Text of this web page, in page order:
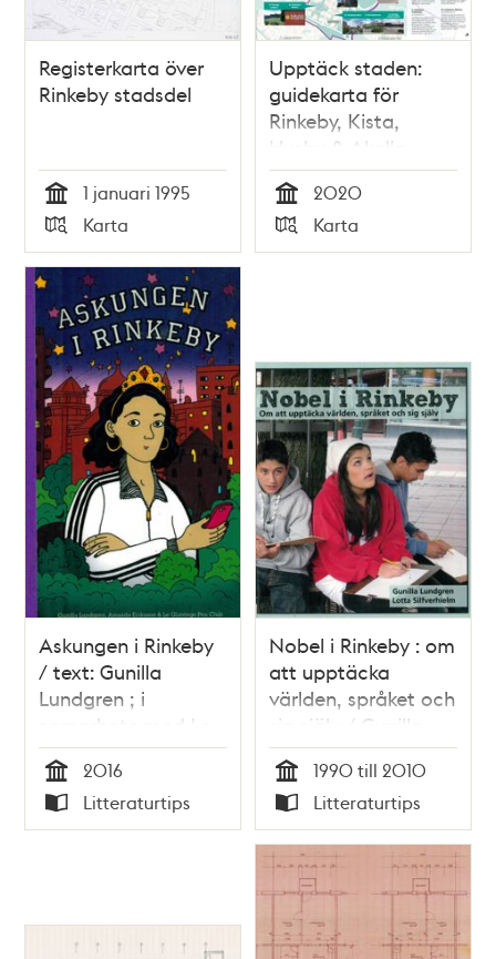
Registerkarta över
Rinkeby stadsdel
Tid
1 januari 1995
Typ
Karta
Upptäck staden:
guidekarta för
Rinkeby, Kista,
Husby & Akalla
Tid
2020
Typ
Karta
Askungen i Rinkeby
/ text: Gunilla
Lundgren ; i
samarbete med Le
Glaténge Pen Club ;
bild: Amanda
Eriksson
Tid
2016
Typ
Litteraturtips
Nobel i Rinkeby : om
att upptäcka
världen, språket och
sig själv / Gunilla
Lundgren, Lotta
Silfverhielm
Tid
1990 till 2010
Typ
Litteraturtips